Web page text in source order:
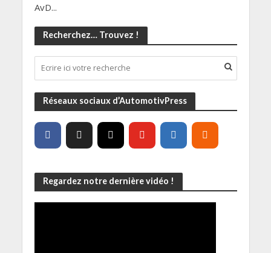
AvD...
Recherchez… Trouvez !
Réseaux sociaux d’AutomotivPress
Regardez notre dernière vidéo !